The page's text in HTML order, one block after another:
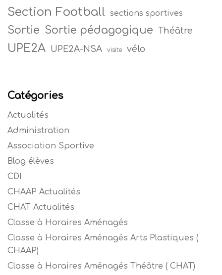
Section Football sections sportives
Sortie Sortie pédagogique Théâtre
UPE2A UPE2A-NSA visite vélo
Catégories
Actualités
Administration
Association Sportive
Blog élèves
CDI
CHAAP Actualités
CHAT Actualités
Classe à Horaires Aménagés
Classe à Horaires Aménagés Arts Plastiques (
CHAAP)
Classe à Horaires Aménagés Théâtre ( CHAT)